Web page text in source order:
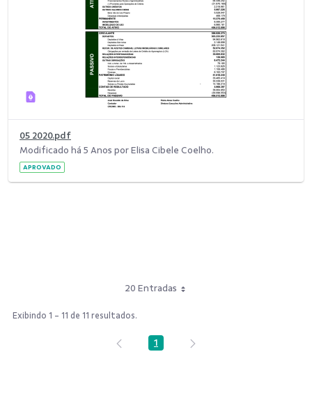
05 2020.pdf
Modificado há 5 Anos por Elisa Cibele Coelho.
APROVADO
20 Entradas
Exibindo 1 - 11 de 11 resultados.
Página
1